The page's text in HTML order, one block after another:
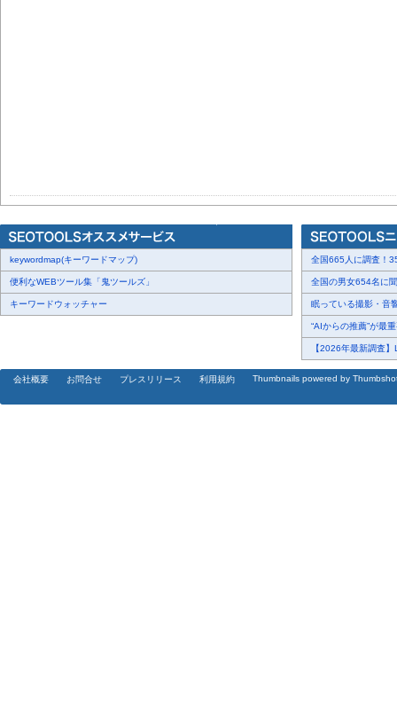
keywordmap(キーワードマップ)
便利なWEBツール集「鬼ツールズ」
キーワードウォッチャー
全国665人に調査！
全国の男女654名に
眠っている撮影・音
“AIからの推薦”が最
【2026年最新調査
会社概要 お問合せ プレスリリース 利用規約 Thumbnails powered by